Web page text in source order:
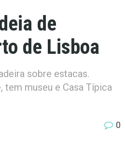
de
de Lisboa
sobre estacas.
tem museu e Casa Típica
0